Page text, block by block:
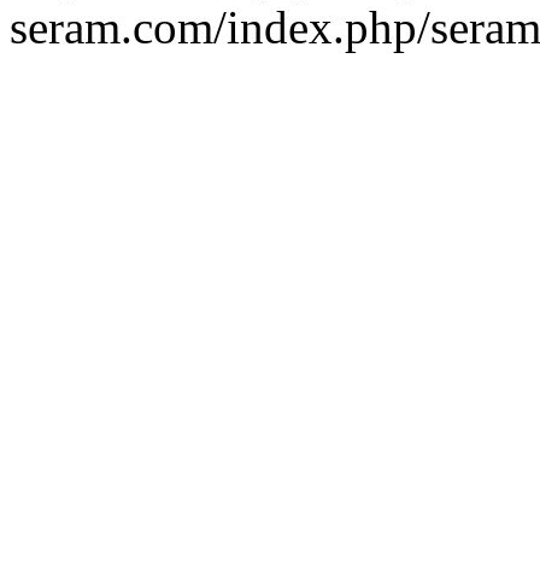
seram.com/index.php/